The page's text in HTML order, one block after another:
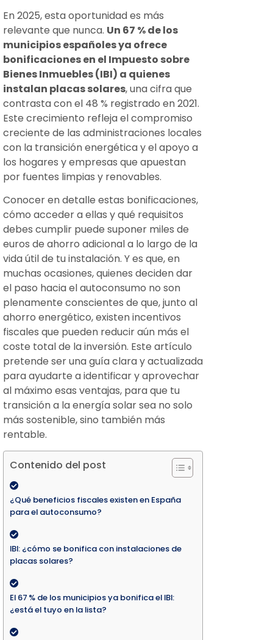
En 2025, esta oportunidad es más
relevante que nunca. Un 67 % de los
municipios españoles ya ofrece
bonificaciones en el Impuesto sobre
Bienes Inmuebles (IBI) a quienes
instalan placas solares, una cifra que
contrasta con el 48 % registrado en 2021.
Este crecimiento refleja el compromiso
creciente de las administraciones locales
con la transición energética y el apoyo a
los hogares y empresas que apuestan
por fuentes limpias y renovables.
Conocer en detalle estas bonificaciones,
cómo acceder a ellas y qué requisitos
debes cumplir puede suponer miles de
euros de ahorro adicional a lo largo de la
vida útil de tu instalación. Y es que, en
muchas ocasiones, quienes deciden dar
el paso hacia el autoconsumo no son
plenamente conscientes de que, junto al
ahorro energético, existen incentivos
fiscales que pueden reducir aún más el
coste total de la inversión. Este artículo
pretende ser una guía clara y actualizada
para ayudarte a identificar y aprovechar
al máximo esas ventajas, para que tu
transición a la energía solar sea no solo
más sostenible, sino también más
rentable.
Contenido del post
¿Qué beneficios fiscales existen en España
para el autoconsumo?
IBI: ¿cómo se bonifica con instalaciones de
placas solares?
El 67 % de los municipios ya bonifica el IBI:
¿está el tuyo en la lista?